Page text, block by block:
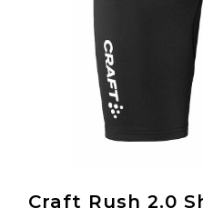
Craft Rush 2.0